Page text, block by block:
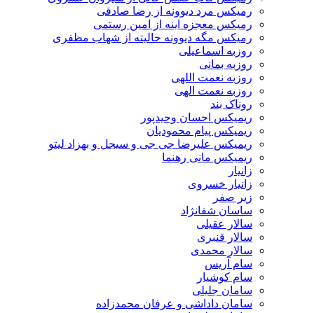
رمیکس مرد دیوونه از رضا صادقی
رمیکس معجزه اینه از امین رستمی
رمیکس مگه دیوونه حالیته از شهاب مظفری
روزبه اسماعیلی
روزبه بمانی
روزبه نعمت اللهی
روزبه نعمت الهی
روناک بند
ریمیکس احسان وحیدپور
ریمیکس پیام محمودیان
ریمیکس علیرضا جی جی و سیجل و بهزاد لیتو
ریمیکس مانی رهنما
زانیار
زانیار خسروی
زیر صفر
ساسان شفانژاد
سالار عقیلی
سالار قنبری
سالار محمدی
سام آریس
سام کوشیار
سامان جلیلی
سامان داداشی و عرفان محمدزاده